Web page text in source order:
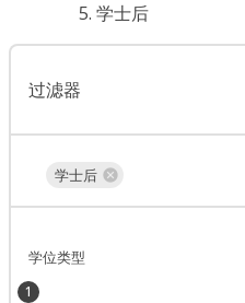
学士后
过滤器
学士后
学位类型
1